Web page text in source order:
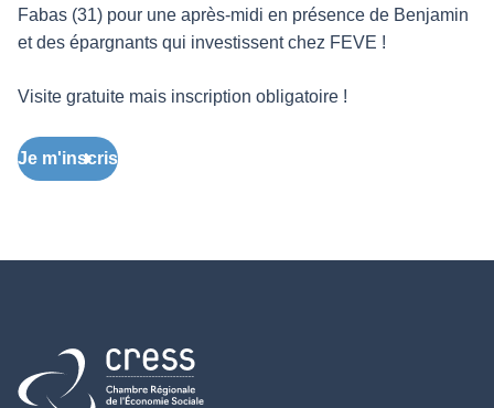
Fabas (31) pour une après-midi en présence de Benjamin
et des épargnants qui investissent chez FEVE !
Visite gratuite mais inscription obligatoire !
Je m'inscris
Retour à l'accueil